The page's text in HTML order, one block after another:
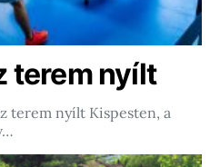
terem nyílt
terem nyílt Kispesten, a